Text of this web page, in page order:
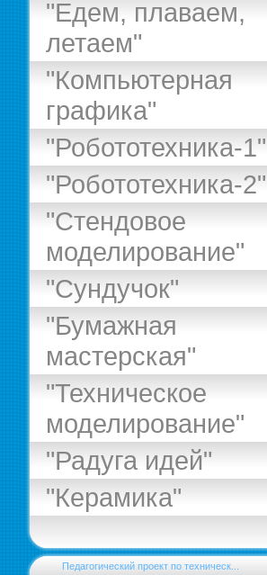
"Едем, плаваем,
летаем"
"Компьютерная
графика"
"Робототехника-1"
"Робототехника-2"
"Стендовое
моделирование"
"Сундучок"
"Бумажная
мастерская"
"Техническое
моделирование"
"Радуга идей"
"Керамика"
Педагогический проект по техническ...